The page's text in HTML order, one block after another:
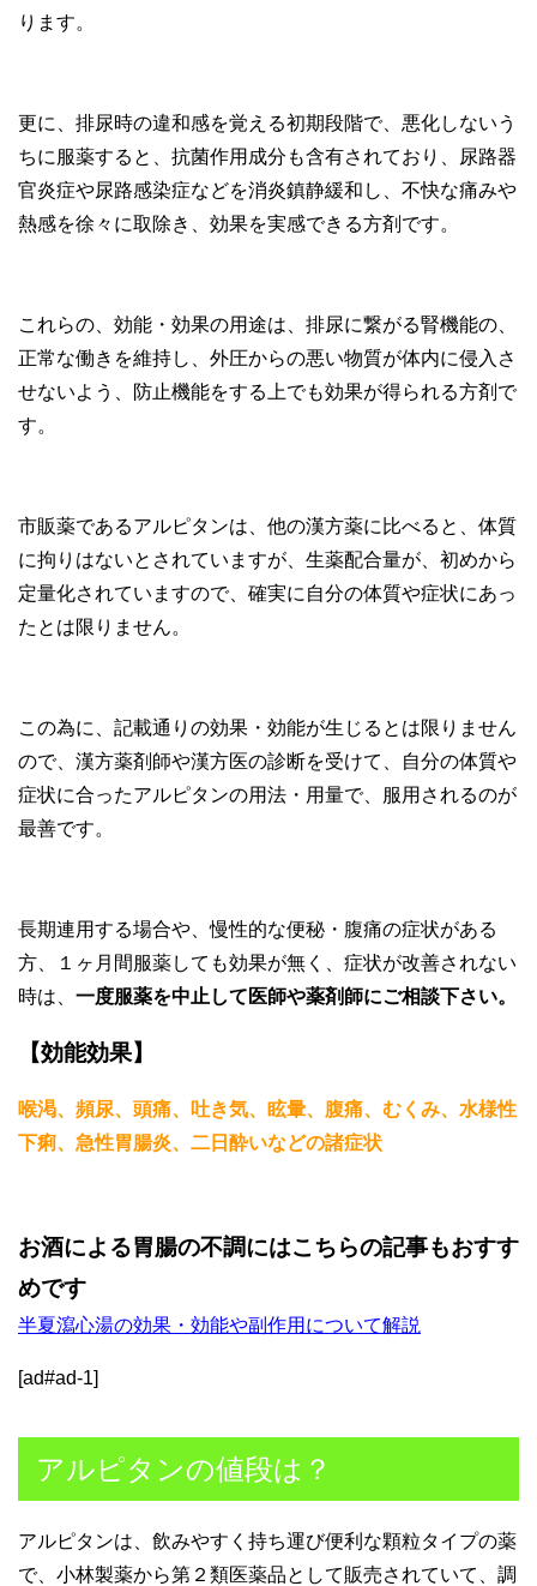
ります。
更に、排尿時の違和感を覚える初期段階で、悪化しないう
ちに服薬すると、抗菌作用成分も含有されており、尿路器
官炎症や尿路感染症などを消炎鎮静緩和し、不快な痛みや
熱感を徐々に取除き、効果を実感できる方剤です。
これらの、効能・効果の用途は、排尿に繋がる腎機能の、
正常な働きを維持し、外圧からの悪い物質が体内に侵入さ
せないよう、防止機能をする上でも効果が得られる方剤で
す。
市販薬であるアルピタンは、他の漢方薬に比べると、体質
に拘りはないとされていますが、生薬配合量が、初めから
定量化されていますので、確実に自分の体質や症状にあっ
たとは限りません。
この為に、記載通りの効果・効能が生じるとは限りません
ので、漢方薬剤師や漢方医の診断を受けて、自分の体質や
症状に合ったアルピタンの用法・用量で、服用されるのが
最善です。
長期連用する場合や、慢性的な便秘・腹痛の症状がある
方、１ヶ月間服薬しても効果が無く、症状が改善されない
時は、 一度服薬を中止して医師や薬剤師にご相談下さい。
【効能効果】
喉渇、頻尿、頭痛、吐き気、眩暈、腹痛、むくみ、水様性
下痢、急性胃腸炎、二日酔いなどの諸症状
お酒による胃腸の不調にはこちらの記事もおすす
めです
半夏瀉心湯の効果・効能や副作用について解説
[ad#ad-1]
アルピタンの値段は？
アルピタンは、飲みやすく持ち運び便利な顆粒タイプの薬
で、小林製薬から第２類医薬品として販売されていて、調